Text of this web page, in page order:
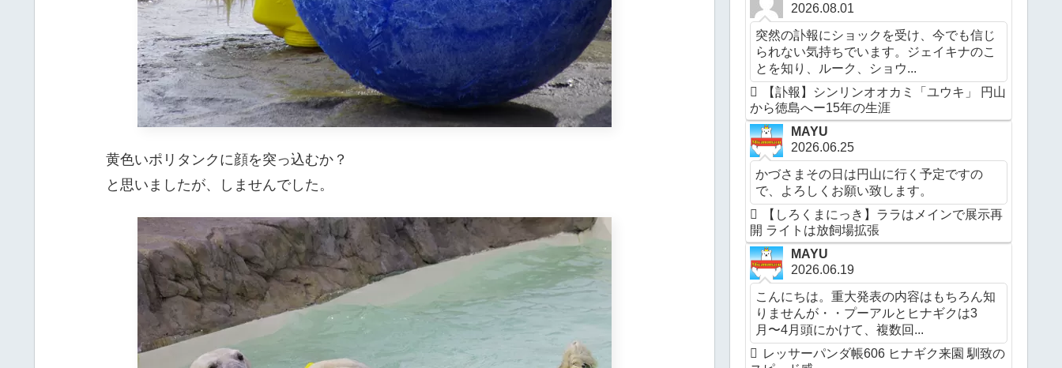
黄色いポリタンクに顔を突っ込むか？
と思いましたが、しませんでした。
2026.08.01
突然の訃報にショックを受け、今でも信じ
られない気持ちでいます。ジェイキナのこ
とを知り、ルーク、ショウ...
【訃報】シンリンオオカミ「ユウキ」 円山
から徳島へー15年の生涯
MAYU
2026.06.25
かづさまその日は円山に行く予定ですの
で、よろしくお願い致します。
【しろくまにっき】ララはメインで展示再
開 ライトは放飼場拡張
MAYU
2026.06.19
こんにちは。重大発表の内容はもちろん知
りませんが・・プーアルとヒナギクは3
月〜4月頭にかけて、複数回...
レッサーパンダ帳606 ヒナギク来園 馴致の